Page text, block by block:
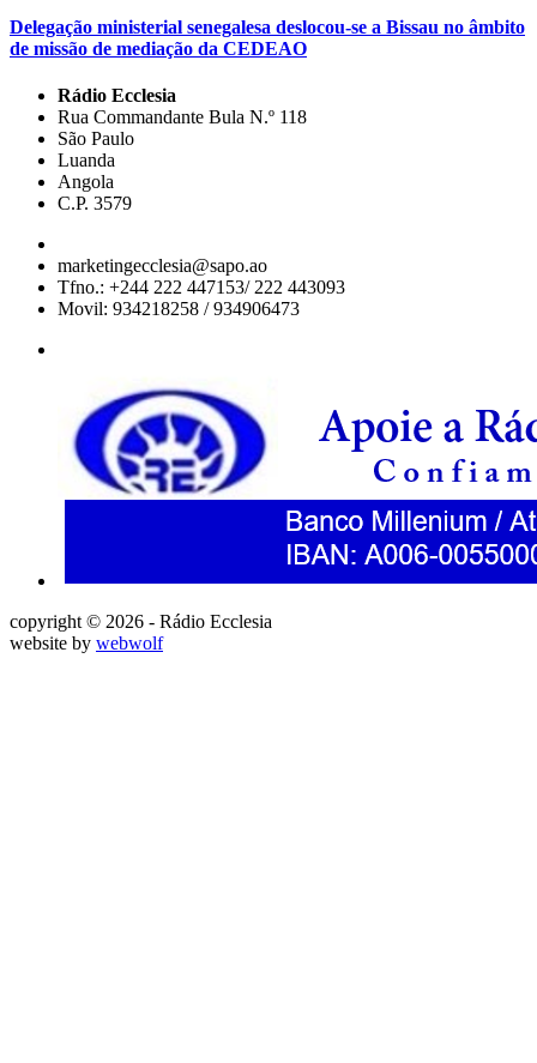
Delegação ministerial senegalesa deslocou-se a Bissau no âmbito
de missão de mediação da CEDEAO
Rádio Ecclesia
Rua Commandante Bula N.º 118
São Paulo
Luanda
Angola
C.P. 3579
marketingecclesia@sapo.ao
Tfno.: +244 222 447153/ 222 443093
Movil: 934218258 / 934906473
copyright © 2026 - Rádio Ecclesia
website by webwolf